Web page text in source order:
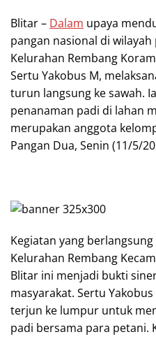
Blitar – Dalam upaya
pangan nasional di
Kelurahan Rembang
Sertu Yakobus M,
turun langsung ke sawah.
penanaman padi di lahan
merupakan anggota
Pangan Dua, Senin (11/5/
Kegiatan yang berlangsung
Kelurahan Rembang
Blitar ini menjadi bukti
masyarakat. Sertu
terjun ke lumpur untuk
padi bersama para petani.